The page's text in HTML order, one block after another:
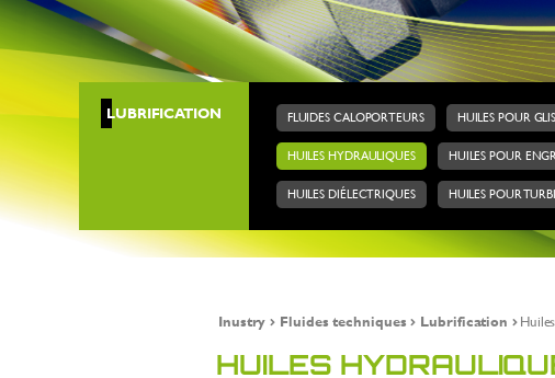
LUBRIFICATION FLUIDES CALOPORTEURS HUILES POUR
HUILES HYDRAULIQUES HUILES POUR
HUILES DIÉLECTRIQUES HUILES POUR
Inustry Fluides techniques Lubrification
HUILES